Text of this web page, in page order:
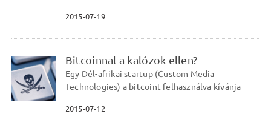
2015-07-19
Bitcoinnal a kalózok ellen?
Egy Dél-afrikai startup (Custom Media
Technologies) a bitcoint felhasználva kívánja
2015-07-12